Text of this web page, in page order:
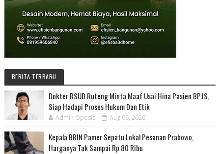
BERITA TERBARU
Dokter RSUD Ruteng Minta Maaf Usai Hina Pasien BPJS,
Siap Hadapi Proses Hukum Dan Etik
Admin Oposisi Aug 06, 2026
Kepala BRIN Pamer Sepatu Lokal Pesanan Prabowo,
Harganya Tak Sampai Rp 80 Ribu